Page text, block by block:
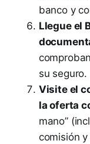
banco y
Llegue el
su seguro.
Visite el
la oferta
mano”
comisión